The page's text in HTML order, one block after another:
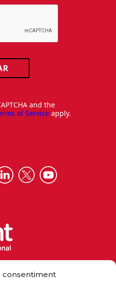
consentiment
and the
of Service apply.